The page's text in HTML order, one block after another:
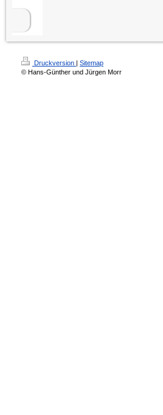
Druckversion | Sitemap
© Hans-Günther und Jürgen Morr